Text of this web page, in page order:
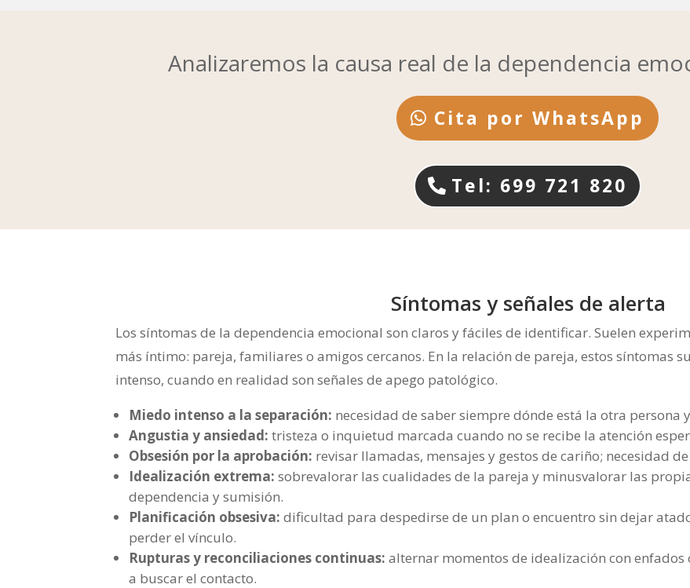
Analizaremos la causa real de la dependencia
Cita por WhatsApp
Tel: 699 721 820
Síntomas y señales de alerta
Los síntomas de la dependencia emocional son claros y fáciles de identificar. Suelen
más íntimo: pareja, familiares o amigos cercanos. En la relación de pareja, estos síntomas
intenso, cuando en realidad son señales de apego patológico.
Miedo intenso a la separación: necesidad de saber siempre dónde está la otra persona
Angustia y ansiedad: tristeza o inquietud marcada cuando no se recibe la atención
Obsesión por la aprobación: revisar llamadas, mensajes y gestos de cariño; necesidad
Idealización extrema: sobrevalorar las cualidades de la pareja y minusvalorar las
dependencia y sumisión.
Planificación obsesiva: dificultad para despedirse de un plan o encuentro sin dejar
perder el vínculo.
Rupturas y reconciliaciones continuas: alternar momentos de idealización con
a buscar el contacto.